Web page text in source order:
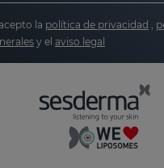
la política de privacidad ,
y el aviso legal